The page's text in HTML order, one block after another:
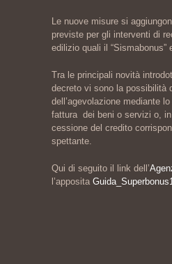
Le nuove misure si
previste per gli interventi di
edilizio quali il “Sismabonus”
Tra le principali novità
decreto vi sono la possibilità
dell’agevolazione mediante
fattura dei beni o servizi o,
cessione del credito
spettante.
Qui di seguito il link dell’
l’apposita